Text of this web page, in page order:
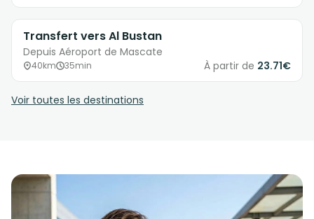
Transfert vers Al Bustan
Depuis Aéroport de Mascate
40km 35min À partir de 23.71€
Voir toutes les destinations